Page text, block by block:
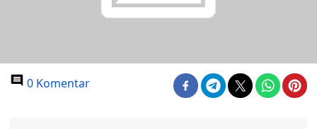
0 Komentar